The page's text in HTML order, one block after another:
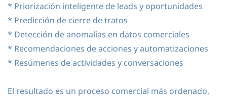
* Priorización inteligente de leads y oportunidades
* Predicción de cierre de tratos
* Detección de anomalías en datos comerciales
* Recomendaciones de acciones y automatizaciones
* Resúmenes de actividades y conversaciones
El resultado es un proceso comercial más ordenado,